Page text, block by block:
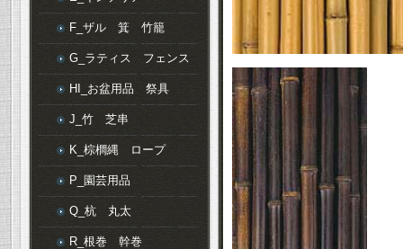
F_ザル 箕 竹籠
G_ラティス フェンス
HI_お盆用品 祭具
J_竹 芝串
K_棕櫚縄 ロープ
P_園芸用品
Q_杭 丸太
R_根巻 幹巻